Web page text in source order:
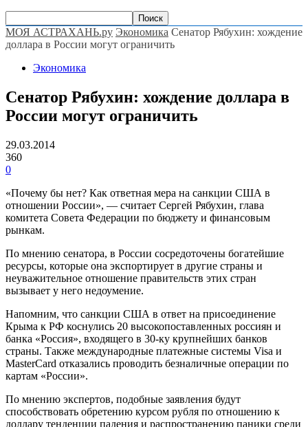
МОЯ АСТРАХАНЬ.ру Экономика Сенатор Рябухин: хождение
доллара в России могут ограничить
Экономика
Сенатор Рябухин: хождение доллара в
России могут ограничить
29.03.2014
360
0
«Почему бы нет? Как ответная мера на санкции США в
отношении России», — считает Сергей Рябухин, глава
комитета Совета Федерации по бюджету и финансовым
рынкам.
По мнению сенатора, в России сосредоточены богатейшие
ресурсы, которые она экспортирует в другие страны и
неуважительное отношение правительств этих стран
вызывает у него недоумение.
Напомним, что санкции США в ответ на присоединение
Крыма к РФ коснулись 20 высокопоставленных россиян и
банка «Россия», входящего в 30-ку крупнейших банков
страны. Также международные платежные системы Visa и
MasterCard отказались проводить безналичные операции по
картам «России».
По мнению экспертов, подобные заявления будут
способствовать обретению курсом рубля по отношению к
доллару тенденции падения и распространению паники среди